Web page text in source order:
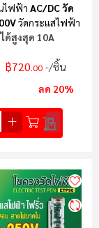
ไฟฟ้า AC/DC วัด
วัดกระแสไฟฟ้า
ด้สูงสุด 10A
฿720.00 /ชิ้น
ลด 20%